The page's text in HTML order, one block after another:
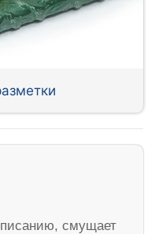
смущает